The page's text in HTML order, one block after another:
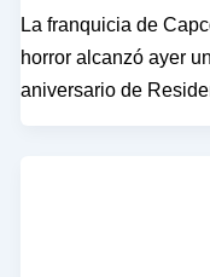
La franquicia de
horror alcanzó ayer
aniversario de